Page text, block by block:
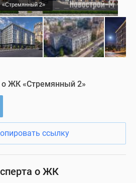
«Стремянный 2»
о ЖК «Стремянный 2»
ссылку
о ЖК